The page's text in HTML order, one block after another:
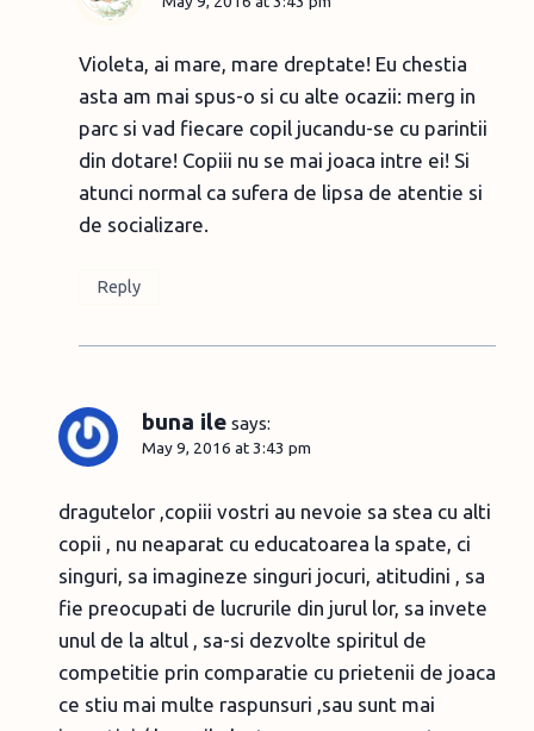
Violeta, ai mare, mare dreptate! Eu chestia
asta am mai spus-o si cu alte ocazii: merg in
parc si vad fiecare copil jucandu-se cu parintii
din dotare! Copiii nu se mai joaca intre ei! Si
atunci normal ca sufera de lipsa de atentie si
de socializare.
Reply
buna ile says:
May 9, 2016 at 3:43 pm
dragutelor ,copiii vostri au nevoie sa stea cu alti
copii , nu neaparat cu educatoarea la spate, ci
singuri, sa imagineze singuri jocuri, atitudini , sa
fie preocupati de lucrurile din jurul lor, sa invete
unul de la altul , sa-si dezvolte spiritul de
competitie prin comparatie cu prietenii de joaca
ce stiu mai multe raspunsuri ,sau sunt mai